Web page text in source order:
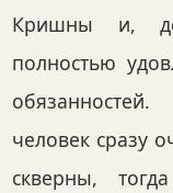
Кришны и,
полностью
человек сразу
скверны,